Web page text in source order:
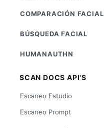
COMPARACIÓN FACIAL
BÚSQUEDA FACIAL
HUMANAUTHN
SCAN DOCS API'S
Escaneo Estudio
Escaneo Prompt